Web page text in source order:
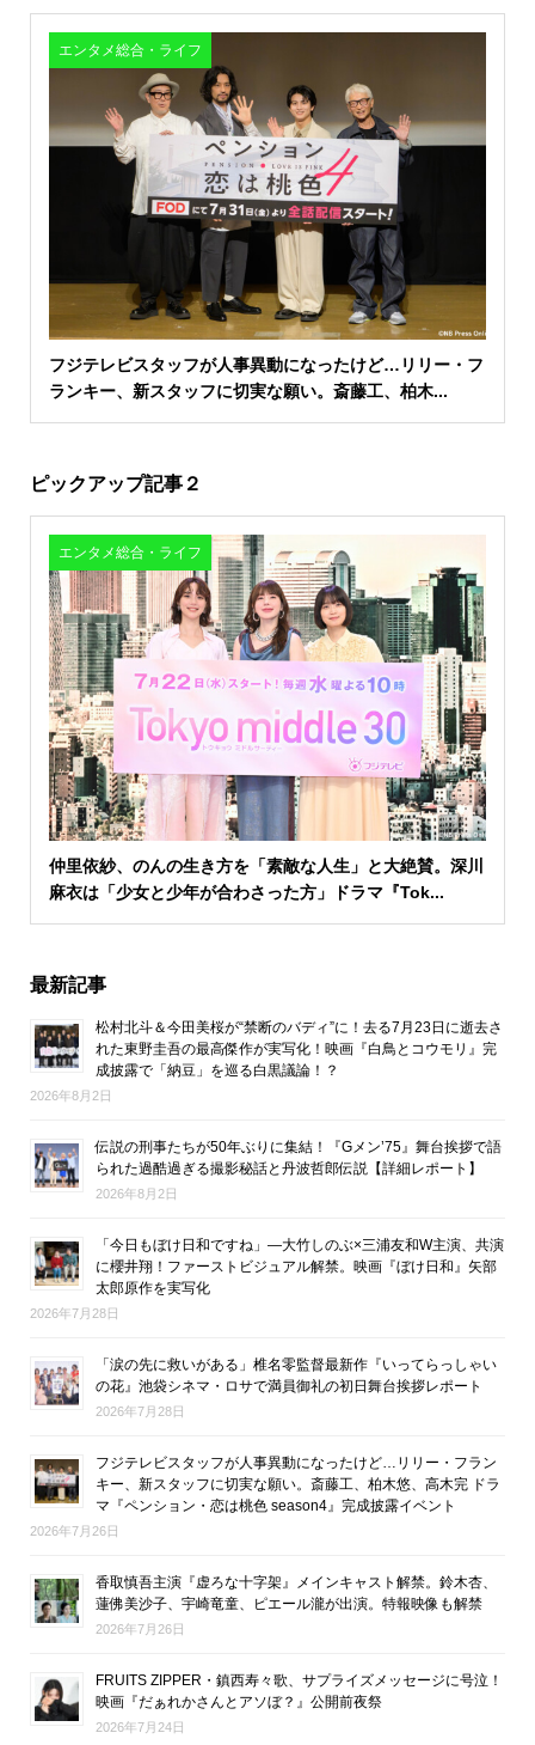
エンタメ総合・ライフ
フジテレビスタッフが人事異動になったけど…リリー・フ
ランキー、新スタッフに切実な願い。斎藤工、柏木...
ピックアップ記事２
エンタメ総合・ライフ
仲里依紗、のんの生き方を「素敵な人生」と大絶賛。深川
麻衣は「少女と少年が合わさった方」ドラマ『Tok...
最新記事
松村北斗＆今田美桜が“禁断のバディ”に！去る7月23日に逝去さ
れた東野圭吾の最高傑作が実写化！映画『白鳥とコウモリ』完
成披露で「納豆」を巡る白黒議論！？
2026年8月2日
伝説の刑事たちが50年ぶりに集結！『Gメン’75』舞台挨拶で語
られた過酷過ぎる撮影秘話と丹波哲郎伝説【詳細レポート】
2026年8月2日
「今日もぼけ日和ですね」―大竹しのぶ×三浦友和W主演、共演
に櫻井翔！ファーストビジュアル解禁。映画『ぼけ日和』矢部
太郎原作を実写化
2026年7月28日
「涙の先に救いがある」椎名零監督最新作『いってらっしゃい
の花』池袋シネマ・ロサで満員御礼の初日舞台挨拶レポート
2026年7月28日
フジテレビスタッフが人事異動になったけど…リリー・フラン
キー、新スタッフに切実な願い。斎藤工、柏木悠、高木完 ドラ
マ『ペンション・恋は桃色 season4』完成披露イベント
2026年7月26日
香取慎吾主演『虚ろな十字架』メインキャスト解禁。鈴木杏、
蓮佛美沙子、宇崎竜童、ピエール瀧が出演。特報映像も解禁
2026年7月26日
FRUITS ZIPPER・鎮西寿々歌、サプライズメッセージに号泣！
映画『だぁれかさんとアソぼ？』公開前夜祭
2026年7月24日